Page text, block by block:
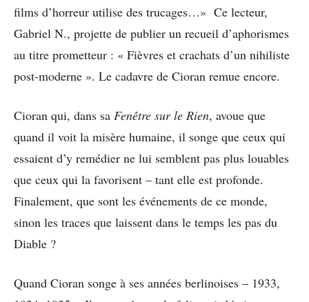
films d’horreur utilise des trucages…» Ce lecteur,
Gabriel N., projette de publier un recueil d’aphorismes
au titre prometteur : « Fièvres et crachats d’un nihiliste
post-moderne ». Le cadavre de Cioran remue encore.
Cioran qui, dans sa Fenêtre sur le Rien, avoue que
quand il voit la misère humaine, il songe que ceux qui
essaient d’y remédier ne lui semblent pas plus louables
que ceux qui la favorisent – tant elle est profonde.
Finalement, que sont les événements de ce monde,
sinon les traces que laissent dans le temps les pas du
Diable ?
Quand Cioran songe à ses années berlinoises – 1933,